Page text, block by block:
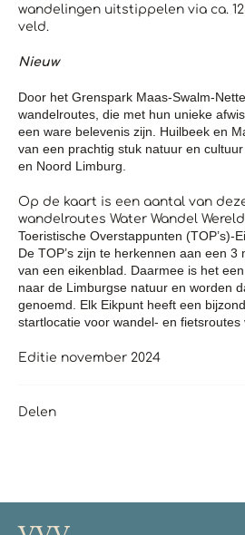
wandelingen uitstippelen via ca.
veld.
Nieuw
Door het Grenspark Maas-Swalm-
wandelroutes, die met hun unieke
een ware belevenis zijn. Huilbeek en
van een prachtig stuk natuur en
en Noord Limburg.
Op de kaart is een aantal van
wandelroutes Water Wandel
Toeristische Overstappunten (TOP’s)-
De TOP’s zijn te herkennen aan een
van een eikenblad. Daarmee is het
naar de Limburgse natuur en worden
genoemd. Elk Eikpunt heeft een
startlocatie voor wandel- en fietsroutes
Editie november 2024
Delen